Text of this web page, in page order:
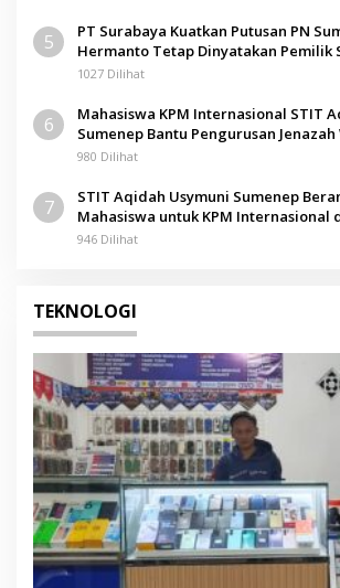
5
PT Surabaya Kuatkan Putusan PN
Hermanto Tetap Dinyatakan Pemilik
Pamolokan
1027 Dilihat
6
Mahasiswa KPM Internasional STIT
Sumenep Bantu Pengurusan
980 Dilihat
7
STIT Aqidah Usymuni Sumenep
Mahasiswa untuk KPM Internasional
946 Dilihat
TEKNOLOGI